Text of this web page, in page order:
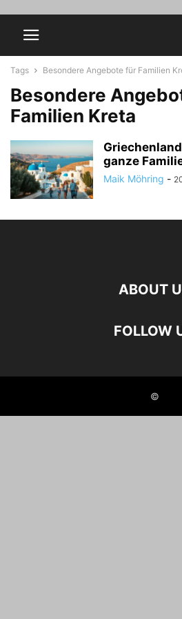
Tags Besondere Angebote für Familien
Besondere
Familien Kreta
ganze
Maik Möhring -
ABOUT
FOLLOW
©